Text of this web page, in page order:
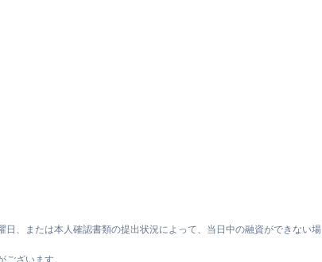
、または本人確認書類の提出状況によって、当日中の融資ができない場
ざいます。